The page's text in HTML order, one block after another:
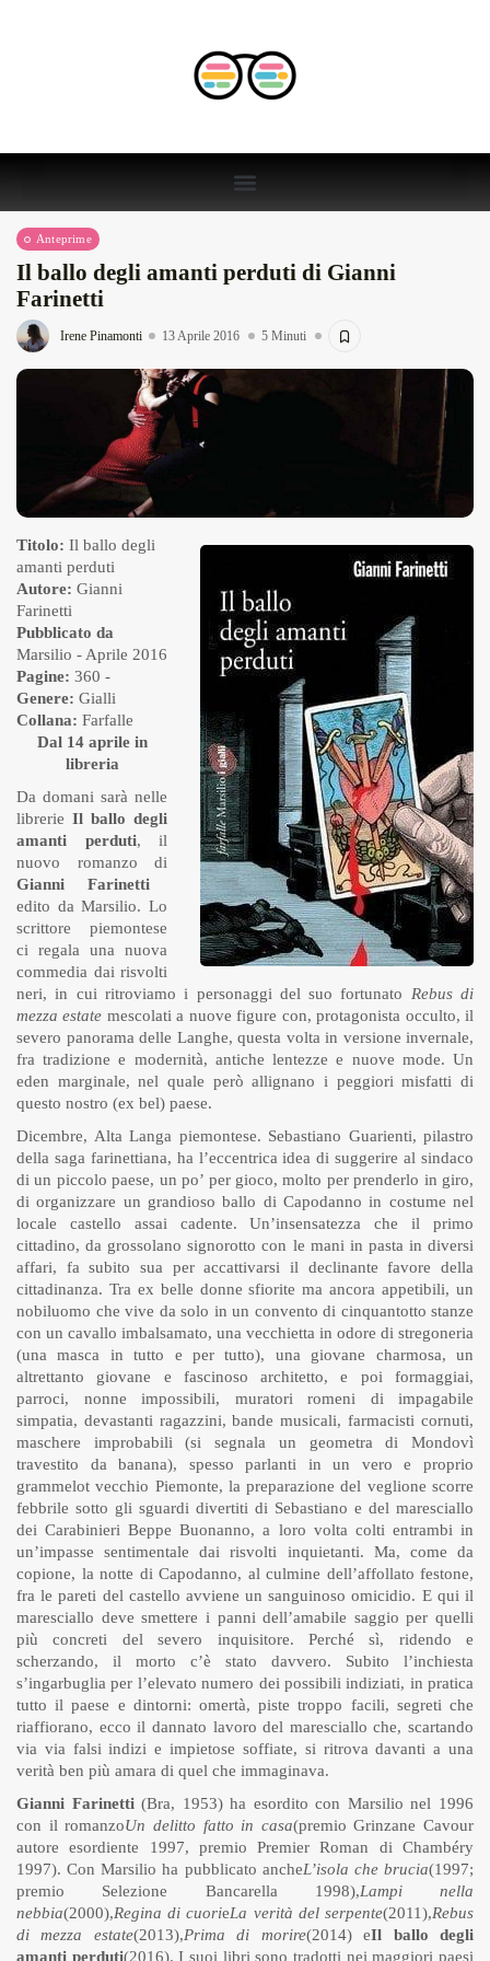
Anteprime
Il ballo degli amanti perduti di Gianni
Farinetti
Irene Pinamonti 13 Aprile 2016 5 Minuti
Titolo: Il ballo degli
amanti perduti
Autore: Gianni
Farinetti
Pubblicato da
Marsilio - Aprile 2016
Pagine: 360 -
Genere: Gialli
Collana: Farfalle
Dal 14 aprile in
libreria
Da domani sarà nelle
librerie Il ballo degli
amanti perduti, il
nuovo romanzo di
Gianni Farinetti
edito da Marsilio. Lo
scrittore piemontese
ci regala una nuova
commedia dai risvolti
neri, in cui ritroviamo i personaggi del suo fortunato Rebus di
mezza estate mescolati a nuove figure con, protagonista occulto, il
severo panorama delle Langhe, questa volta in versione invernale,
fra tradizione e modernità, antiche lentezze e nuove mode. Un
eden marginale, nel quale però allignano i peggiori misfatti di
questo nostro (ex bel) paese.
Dicembre, Alta Langa piemontese. Sebastiano Guarienti, pilastro
della saga farinettiana, ha l’eccentrica idea di suggerire al sindaco
di un piccolo paese, un po’ per gioco, molto per prenderlo in giro,
di organizzare un grandioso ballo di Capodanno in costume nel
locale castello assai cadente. Un’insensatezza che il primo
cittadino, da grossolano signorotto con le mani in pasta in diversi
affari, fa subito sua per accattivarsi il declinante favore della
cittadinanza. Tra ex belle donne sfiorite ma ancora appetibili, un
nobiluomo che vive da solo in un convento di cinquantotto stanze
con un cavallo imbalsamato, una vecchietta in odore di stregoneria
(una masca in tutto e per tutto), una giovane charmosa, un
altrettanto giovane e fascinoso architetto, e poi formaggiai,
parroci, nonne impossibili, muratori romeni di impagabile
simpatia, devastanti ragazzini, bande musicali, farmacisti cornuti,
maschere improbabili (si segnala un geometra di Mondovì
travestito da banana), spesso parlanti in un vero e proprio
grammelot vecchio Piemonte, la preparazione del veglione scorre
febbrile sotto gli sguardi divertiti di Sebastiano e del maresciallo
dei Carabinieri Beppe Buonanno, a loro volta colti entrambi in
un’impasse sentimentale dai risvolti inquietanti. Ma, come da
copione, la notte di Capodanno, al culmine dell’affollato festone,
fra le pareti del castello avviene un sanguinoso omicidio. E qui il
maresciallo deve smettere i panni dell’amabile saggio per quelli
più concreti del severo inquisitore. Perché sì, ridendo e
scherzando, il morto c’è stato davvero. Subito l’inchiesta
s’ingarbuglia per l’elevato numero dei possibili indiziati, in pratica
tutto il paese e dintorni: omertà, piste troppo facili, segreti che
riaffiorano, ecco il dannato lavoro del maresciallo che, scartando
via via falsi indizi e impietose soffiate, si ritrova davanti a una
verità ben più amara di quel che immaginava.
Gianni Farinetti(Bra, 1953) ha esordito con Marsilio nel 1996
con il romanzoUn delitto fatto in casa(premio Grinzane Cavour
autore esordiente 1997, premio Premier Roman di Chambéry
1997). Con Marsilio ha pubblicato ancheL’isola che brucia(1997;
premio Selezione Bancarella 1998),Lampi nella
nebbia(2000),Regina di cuorieLa verità del serpente(2011),Rebus
di mezza estate(2013),Prima di morire(2014) eIl ballo degli
amanti perduti(2016). I suoi libri sono tradotti nei maggiori paesi